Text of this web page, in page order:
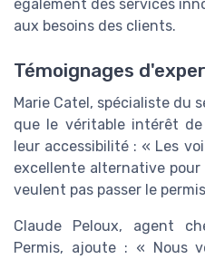
également des services
aux besoins des clients.
Témoignages
Marie Catel, spécialiste du
que le véritable intérêt
leur accessibilité : « Les
excellente alternative
veulent pas passer le
Claude Peloux, agent
Permis, ajoute : « Nous